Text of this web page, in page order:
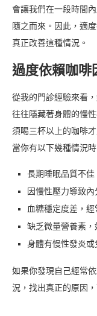
會讓我們在一段時間
隨之而來。因此，適
真正改善這種情況。
過度依賴咖啡
從我的門診經驗來看
往往隱藏著身體的慢
須喝三杯以上的咖啡
當你有以下幾種情況
長期睡眠品質不佳
因慢性壓力導致內
血糖穩定度差，
缺乏微量營養素，
身體有慢性發炎或
如果你發現自己經常
況，找出真正的原因